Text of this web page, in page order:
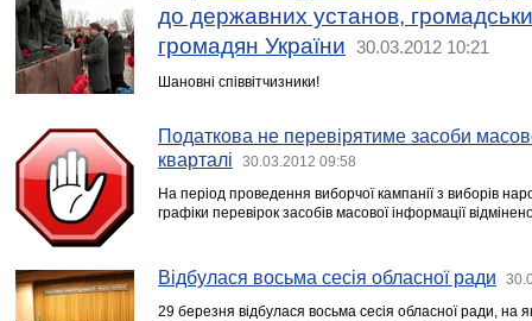
до державних установ,
громадян України
30.03.2012 10:21
Шановні співвітчизники!
Податкова не перевірятиме засоби
кварталі
30.03.2012 09:58
На період проведення виборчої кампанії з виборів
графіки перевірок засобів масової інформації
Відбулася восьма сесія обласної ради
29 березня відбулася восьма сесія обласної ради, на